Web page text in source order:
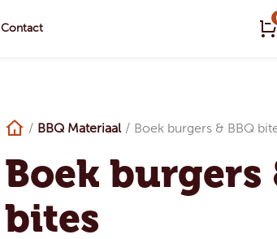
Contact
/ BBQ Materiaal / Boek burgers & BBQ
Boek burgers
bites